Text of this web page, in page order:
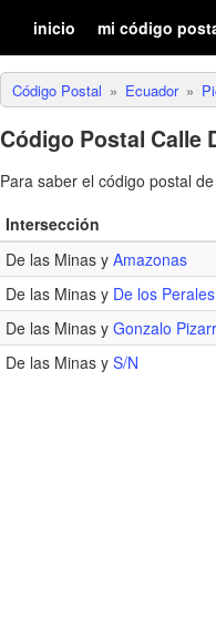
inicio mi código
Código Postal Ecuador
Código Postal Calle
Para saber el código postal de
Intersección
De las Minas y Amazonas
De las Minas y De los Perales
De las Minas y Gonzalo
De las Minas y S/N